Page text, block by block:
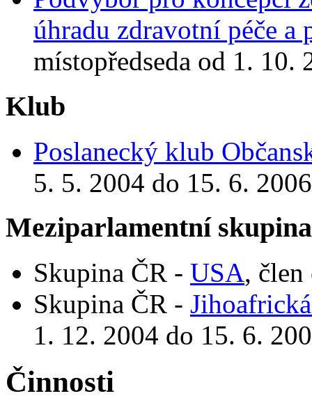
úhradu zdravotní péče
místopředseda od 1. 10.
Klub
Poslanecký klub
5. 5. 2004 do 15. 6. 2006
Meziparlamentní
Skupina ČR - USA,
Skupina ČR -
1. 12. 2004 do 15. 6.
Činnosti